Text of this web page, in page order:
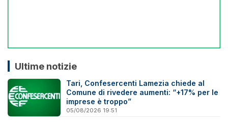
Ultime notizie
Tari, Confesercenti Lamezia chiede al
Comune di rivedere aumenti: “+17% per le
imprese è troppo”
05/08/2026 19:51